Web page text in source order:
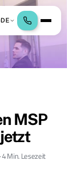
DE
MSP
4 Min. Lesezeit